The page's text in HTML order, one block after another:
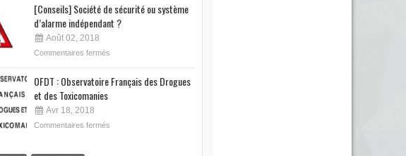
[Conseils] Société de sécurité ou système
d’alarme indépendant ?
Août 02, 2018
Commentaires fermés
OFDT : Observatoire Français des Drogues
et des Toxicomanies
Avr 18, 2018
Commentaires fermés